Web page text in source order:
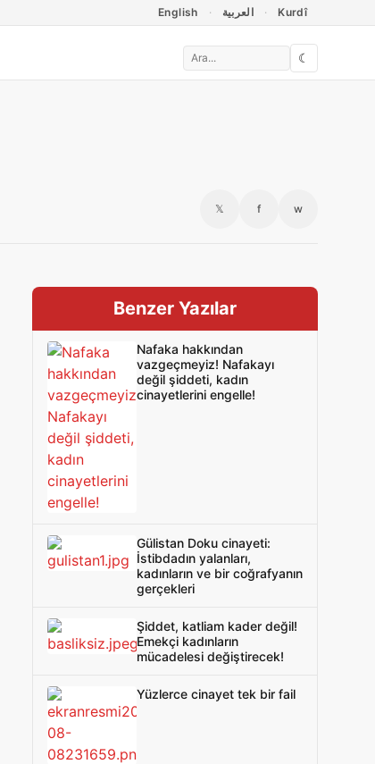
English العربية Kurdî
☾
𝕏 f w
Benzer Yazılar
Nafaka hakkından
vazgeçmeyiz! Nafakayı
değil şiddeti, kadın
cinayetlerini engelle!
Gülistan Doku cinayeti:
İstibdadın yalanları,
kadınların ve bir coğrafyanın
gerçekleri
Şiddet, katliam kader değil!
Emekçi kadınların
mücadelesi değiştirecek!
Yüzlerce cinayet tek bir fail